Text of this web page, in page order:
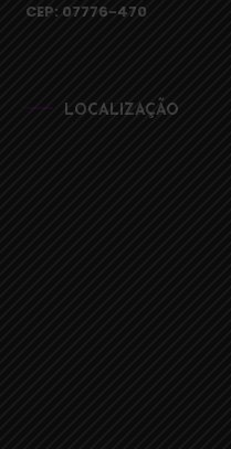
CEP: 07776-470
LOCALIZAÇÃO